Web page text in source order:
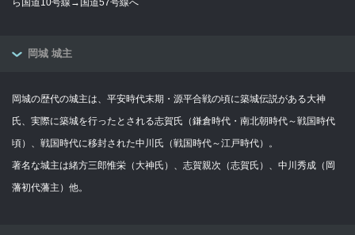
岡城 城主
岡城の歴代の城主は、平安時代末期・源平合戦の頃に築城伝説がある大神
氏、実際に築城を行ったとされる志賀氏（鎌倉時代・南北朝時代～戦国時代
頃）、戦国時代に移封された中川氏（戦国時代～江戸時代）。
著名な城主は緒方三郎惟栄（大神氏）、志賀親次（志賀氏）、中川秀成（岡
藩初代藩主）他。